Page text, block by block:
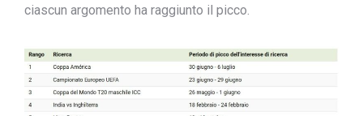
ciascun argomento ha raggiunto il picco.